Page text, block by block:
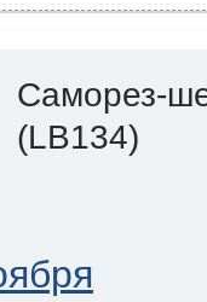
Саморез-
(LB134)